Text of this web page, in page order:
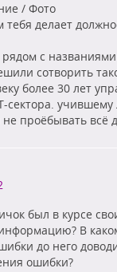
тебя делает
с
сотворить
более 30 лет
сектора.
проёбывать всё
был в курсе
В
до него
ошибки?